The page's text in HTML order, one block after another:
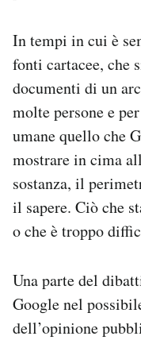
In tempi in cui è
fonti cartacee, che
documenti di un
molte persone e
umane quello che
mostrare in cima
sostanza, il
il sapere. Ciò che
o che è troppo
Una parte del
Google nel
dell’opinione